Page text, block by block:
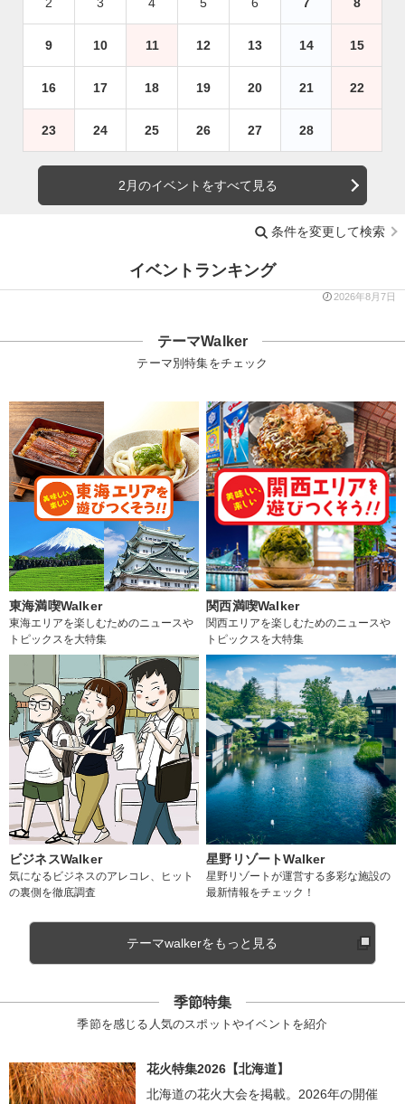
9 10 11 12 13 14 15
16 17 18 19 20 21 22
23 24 25 26 27 28
2月のイベントをすべて見る
条件を変更して検索
イベントランキング
2026年8月7日
テーマWalker
テーマ別特集をチェック
東海満喫Walker
東海エリアを楽しむためのニュースや
トピックスを大特集
関西満喫Walker
関西エリアを楽しむためのニュースや
トピックスを大特集
ビジネスWalker
気になるビジネスのアレコレ、ヒット
の裏側を徹底調査
星野リゾートWalker
星野リゾートが運営する多彩な施設の
最新情報をチェック！
テーマwalkerをもっと見る
季節特集
季節を感じる人気のスポットやイベントを紹介
花火特集2026【北海道】
北海道の花火大会を掲載。2026年の開催